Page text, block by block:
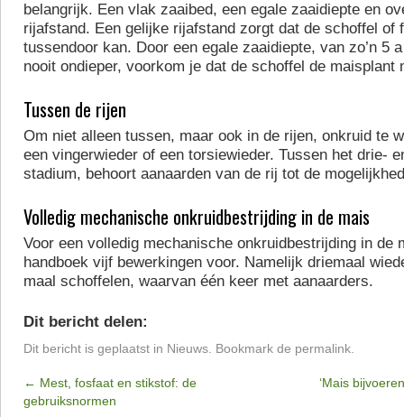
belangrijk. Een vlak zaaibed, een egale zaaidiepte en
rijafstand. Een gelijke rijafstand zorgt dat de schoffel of
tussendoor kan. Door een egale zaaidiepte, van zo’n 5
nooit ondieper, voorkom je dat de schoffel de maisplant
Tussen de rijen
Om niet alleen tussen, maar ook in de rijen, onkruid te
een vingerwieder of een torsiewieder. Tussen het drie-
stadium, behoort aanaarden van de rij tot de
Volledig mechanische onkruidbestrijding in de mais
Voor een volledig mechanische onkruidbestrijding in de
handboek vijf bewerkingen voor. Namelijk driemaal
maal schoffelen, waarvan één keer met aanaarders.
Dit bericht delen:
Dit bericht is geplaatst in Nieuws . Bookmark de permalink
← Mest, fosfaat en stikstof: de
gebruiksnormen
‘Mais